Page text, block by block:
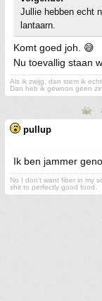
Jullie hebben echt
lantaarn.
Komt goed joh. 😅
Nu toevallig staan
Als ik zwijg, dan stem ik
Dan heb ik gewoon geen
pullup
Ik ben jammer
No I don't want fiber in my
shit to perfectly good food.